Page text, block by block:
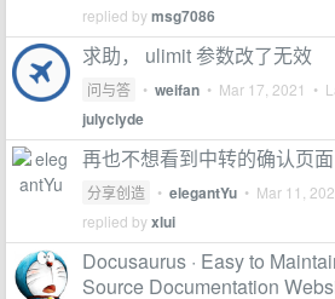
replied bymsg7086
求助， ulimit 参数改了无效
问与答 • weifan • Mar 17, 2021 •
julyclyde
再也不想看到中转的确认页
分享创造 • elegantYu • Mar 11,
replied byxlui
Docusaurus · Easy to
Source Documentation